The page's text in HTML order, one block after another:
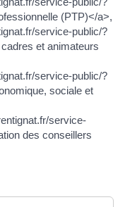
(PTP)</a>,
service-public/?
et animateurs
service-public/?
sociale et
service-
des conseillers